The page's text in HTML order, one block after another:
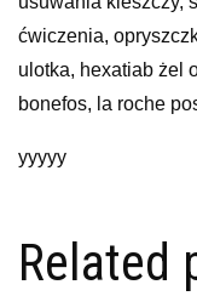
ćwiczenia,
ulotka, hexatiab żel
bonefos, la roche
yyyyy
Related